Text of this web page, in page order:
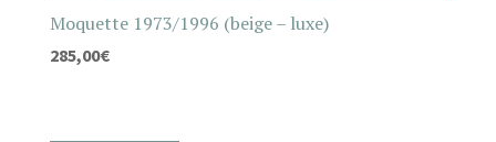
Moquette 1973/1996 (beige – luxe)
285,00€